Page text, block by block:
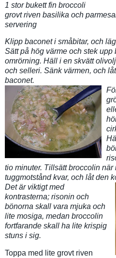
1 stor bukett fin broccoli
grovt riven basilika och
servering
Klipp baconet i småbitar, och
Sätt på hög värme och stek upp
omrörning. Häll i en skvätt
och selleri. Sänk värmen, och
baconet.
tio minuter. Tillsätt broccolin
tuggmotstånd kvar, och låt den
Det är viktigt med
kontrasterna; risonin och
bönorna skall vara mjuka och
lite mosiga, medan broccolin
fortfarande skall ha lite krispig
stuns i sig.
Toppa med lite grovt riven